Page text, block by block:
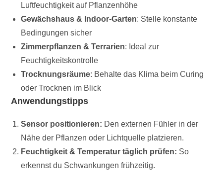
Luftfeuchtigkeit auf Pflanzenhöhe
Gewächshaus & Indoor-Garten: Stelle konstante
Bedingungen sicher
Zimmerpflanzen & Terrarien: Ideal zur
Feuchtigkeitskontrolle
Trocknungsräume: Behalte das Klima beim Curing
oder Trocknen im Blick
Anwendungstipps
Sensor positionieren: Den externen Fühler in der
Nähe der Pflanzen oder Lichtquelle platzieren.
Feuchtigkeit & Temperatur täglich prüfen: So
erkennst du Schwankungen frühzeitig.